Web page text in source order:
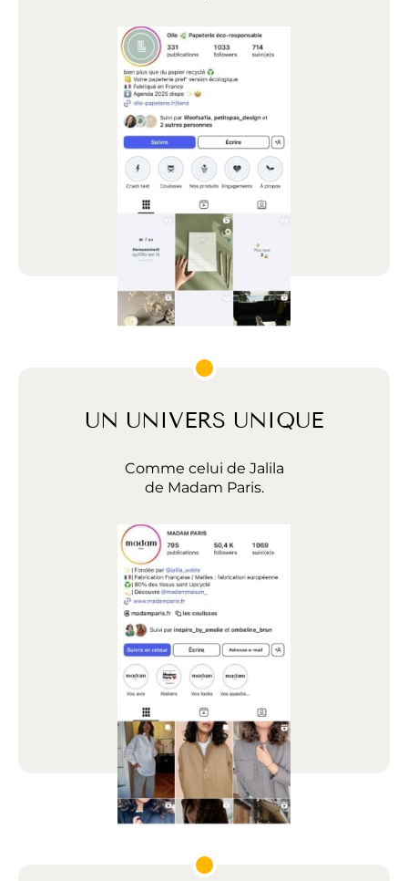
UN UNIVERS UNIQUE
Comme celui de Jalila
de Madam Paris.